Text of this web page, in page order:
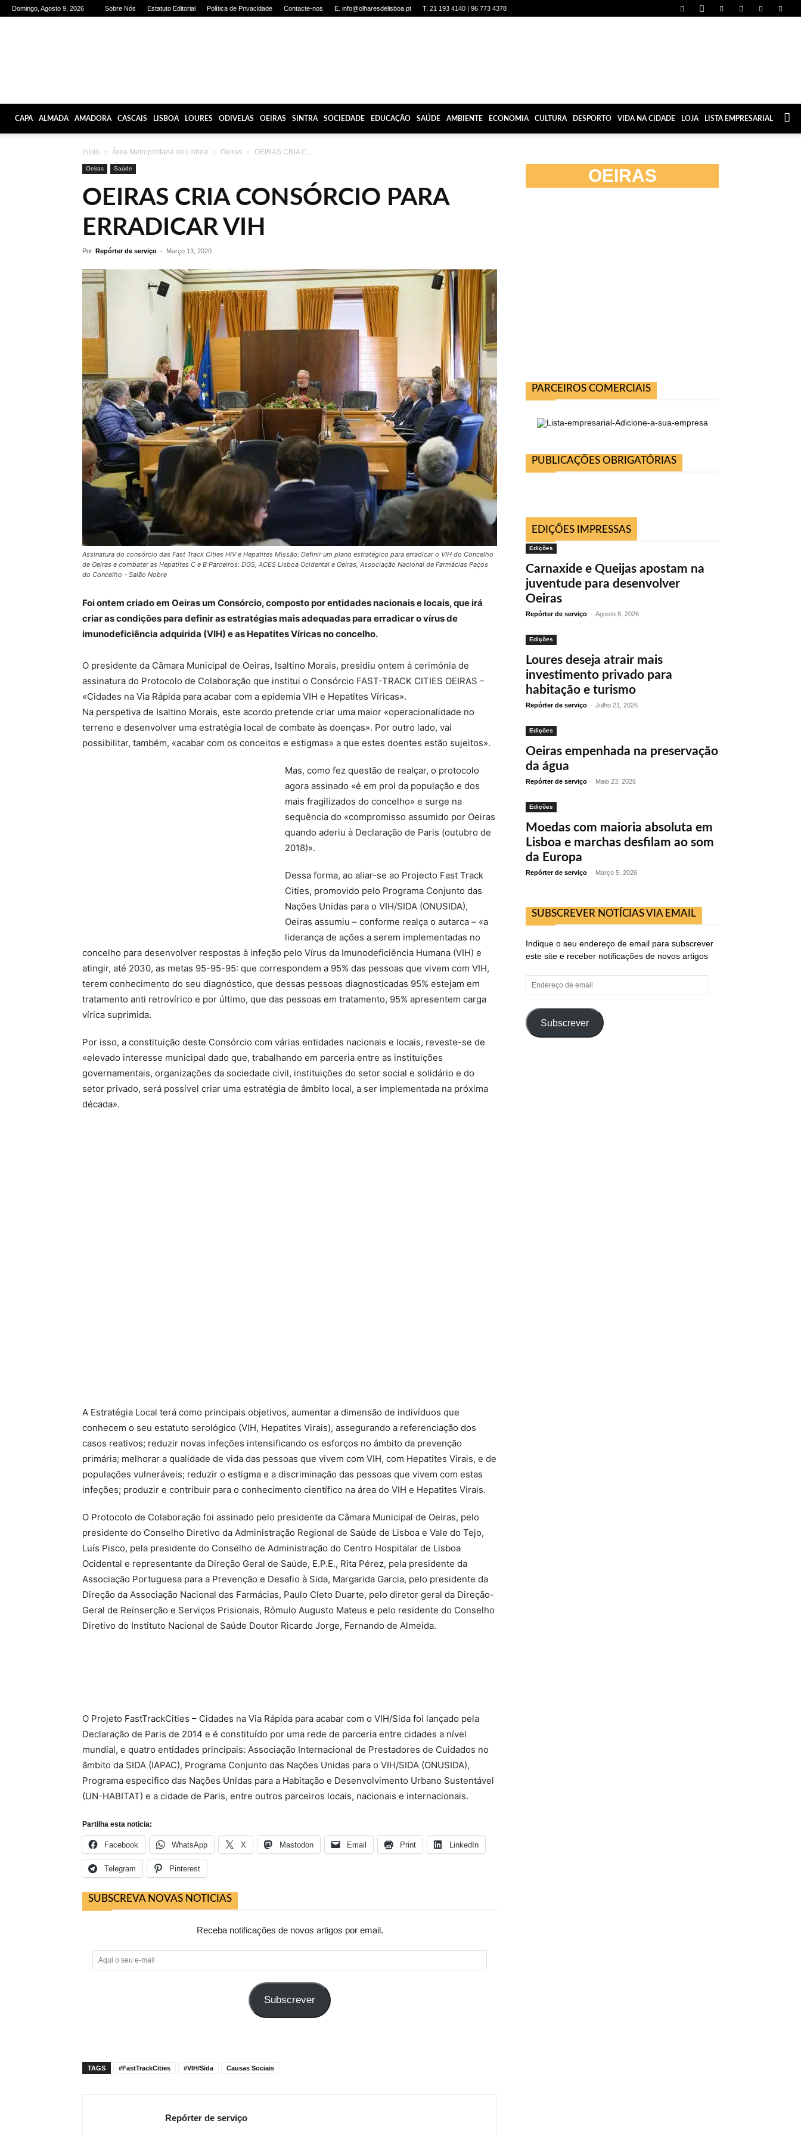
Domingo, Agosto 9, 2026 Sobre Nós Estatuto Editorial Política de Privacidade Contacte-nos E. info@olharesdelisboa.pt T. 21 193 4140 | 96 773 4378
CAPA ALMADA AMADORA CASCAIS LISBOA LOURES ODIVELAS OEIRAS SINTRA SOCIEDADE EDUCAÇÃO SAÚDE AMBIENTE ECONOMIA CULTURA DESPORTO VIDA NA CIDADE LOJA LISTA EMPRESARIAL
Início Área Metropolitana de Lisboa Oeiras OEIRAS CRIA C...
Oeiras Saúde
OEIRAS CRIA CONSÓRCIO PARA
ERRADICAR VIH
Por Repórter de serviço - Março 13, 2020
Assinatura do consórcio das Fast Track Cities HIV e Hepatites Missão: Definir um plano estratégico para erradicar o VIH do Concelho
de Oeiras e combater as Hepatites C e B Parceiros: DGS, ACES Lisboa Ocidental e Oeiras, Associação Nacional de Farmácias Paços
do Concelho - Salão Nobre
Foi ontem criado em Oeiras um Consórcio, composto por entidades nacionais e locais, que irá
criar as condições para definir as estratégias mais adequadas para erradicar o vírus de
imunodeficiência adquirida (VIH) e as Hepatites Víricas no concelho.
O presidente da Câmara Municipal de Oeiras, Isaltino Morais, presidiu ontem à cerimónia de
assinatura do Protocolo de Colaboração que institui o Consórcio FAST-TRACK CITIES OEIRAS –
«Cidades na Via Rápida para acabar com a epidemia VIH e Hepatites Víricas».
Na perspetiva de Isaltino Morais, este acordo pretende criar uma maior «operacionalidade no
terreno e desenvolver uma estratégia local de combate às doenças». Por outro lado, vai
possibilitar, também, «acabar com os conceitos e estigmas» a que estes doentes estão sujeitos».
Mas, como fez questão de realçar, o protocolo
agora assinado «é em prol da população e dos
mais fragilizados do concelho» e surge na
sequência do «compromisso assumido por Oeiras
quando aderiu à Declaração de Paris (outubro de
2018)».
Dessa forma, ao aliar-se ao Projecto Fast Track
Cities, promovido pelo Programa Conjunto das
Nações Unidas para o VIH/SIDA (ONUSIDA),
Oeiras assumiu – conforme realça o autarca – «a
liderança de ações a serem implementadas no
concelho para desenvolver respostas à infeção pelo Vírus da Imunodeficiência Humana (VIH) e
atingir, até 2030, as metas 95-95-95: que correspondem a 95% das pessoas que vivem com VIH,
terem conhecimento do seu diagnóstico, que dessas pessoas diagnosticadas 95% estejam em
tratamento anti retrovírico e por último, que das pessoas em tratamento, 95% apresentem carga
vírica suprimida.
Por isso, a constituição deste Consórcio com várias entidades nacionais e locais, reveste-se de
«elevado interesse municipal dado que, trabalhando em parceria entre as instituições
governamentais, organizações da sociedade civil, instituições do setor social e solidário e do
setor privado, será possível criar uma estratégia de âmbito local, a ser implementada na próxima
década».
A Estratégia Local terá como principais objetivos, aumentar a dimensão de indivíduos que
conhecem o seu estatuto serológico (VIH, Hepatites Virais), assegurando a referenciação dos
casos reativos; reduzir novas infeções intensificando os esforços no âmbito da prevenção
primária; melhorar a qualidade de vida das pessoas que vivem com VIH, com Hepatites Virais, e de
populações vulneráveis; reduzir o estigma e a discriminação das pessoas que vivem com estas
infeções; produzir e contribuir para o conhecimento científico na área do VIH e Hepatites Virais.
O Protocolo de Colaboração foi assinado pelo presidente da Câmara Municipal de Oeiras, pelo
presidente do Conselho Diretivo da Administração Regional de Saúde de Lisboa e Vale do Tejo,
Luís Pisco, pela presidente do Conselho de Administração do Centro Hospitalar de Lisboa
Ocidental e representante da Direção Geral de Saúde, E.P.E., Rita Pérez, pela presidente da
Associação Portuguesa para a Prevenção e Desafio à Sida, Margarida Garcia, pelo presidente da
Direção da Associação Nacional das Farmácias, Paulo Cleto Duarte, pelo diretor geral da Direção-
Geral de Reinserção e Serviços Prisionais, Rómulo Augusto Mateus e pelo residente do Conselho
Diretivo do Instituto Nacional de Saúde Doutor Ricardo Jorge, Fernando de Almeida.
O Projeto FastTrackCities – Cidades na Via Rápida para acabar com o VIH/Sida foi lançado pela
Declaração de Paris de 2014 e é constituído por uma rede de parceria entre cidades a nível
mundial, e quatro entidades principais: Associação Internacional de Prestadores de Cuidados no
âmbito da SIDA (IAPAC), Programa Conjunto das Nações Unidas para o VIH/SIDA (ONUSIDA),
Programa especifico das Nações Unidas para a Habitação e Desenvolvimento Urbano Sustentável
(UN-HABITAT) e a cidade de Paris, entre outros parceiros locais, nacionais e internacionais.
Partilha esta noticia:
Facebook WhatsApp X Mastodon Email Print LinkedIn
Telegram Pinterest
SUBSCREVA NOVAS NOTICIAS
Receba notificações de novos artigos por email.
Aqui
o
Subscrever
TAGS #FastTrackCities #VIH/Sida Causas Sociais
Repórter de serviço
OEIRAS
PARCEIROS COMERCIAIS
PUBLICAÇÕES OBRIGATÓRIAS
EDIÇÕES IMPRESSAS
Edições
Carnaxide e Queijas apostam na
juventude para desenvolver
Oeiras
Repórter de serviço - Agosto 8, 2026
Edições
Loures deseja atrair mais
investimento privado para
habitação e turismo
Repórter de serviço - Julho 21, 2026
Edições
Oeiras empenhada na preservação
da água
Repórter de serviço - Maio 23, 2026
Edições
Moedas com maioria absoluta em
Lisboa e marchas desfilam ao som
da Europa
Repórter de serviço - Março 5, 2026
SUBSCREVER NOTÍCIAS VIA EMAIL
Indique o seu endereço de email para subscrever
este site e receber notificações de novos artigos
Endereço
de
Subscrever